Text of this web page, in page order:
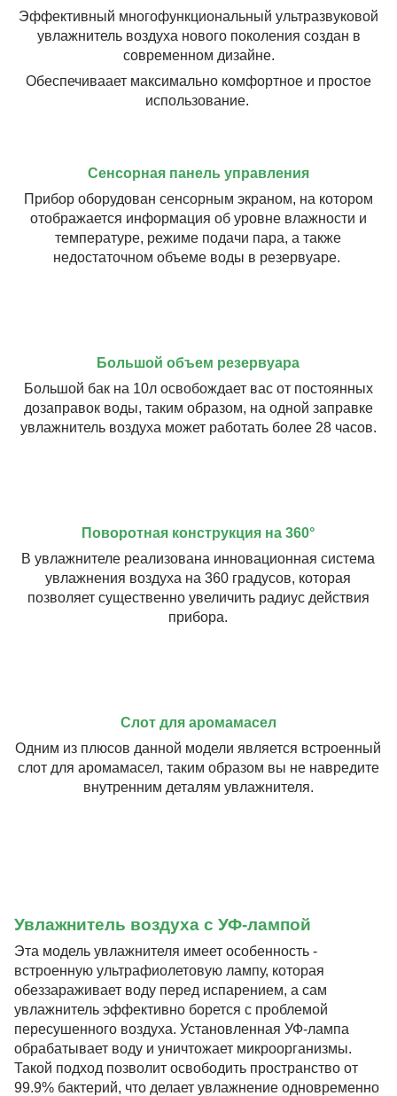
Эффективный многофункциональный ультразвуковой
увлажнитель воздуха нового поколения создан в
современном дизайне.
Обеспечиваает максимально комфортное и простое
использование.
Сенсорная панель управления
Прибор оборудован сенсорным экраном, на котором
отображается информация об уровне влажности и
температуре, режиме подачи пара, а также
недостаточном объеме воды в резервуаре.
Большой объем резервуара
Большой бак на 10л освобождает вас от постоянных
дозаправок воды, таким образом, на одной заправке
увлажнитель воздуха может работать более 28 часов.
Поворотная конструкция на 360°
В увлажнителе реализована инновационная система
увлажнения воздуха на 360 градусов, которая
позволяет существенно увеличить радиус действия
прибора.
Слот для аромамасел
Одним из плюсов данной модели является встроенный
слот для аромамасел, таким образом вы не навредите
внутренним деталям увлажнителя.
Увлажнитель воздуха с УФ-лампой
Эта модель увлажнителя имеет особенность -
встроенную ультрафиолетовую лампу, которая
обеззараживает воду перед испарением, а сам
увлажнитель эффективно борется с проблемой
пересушенного воздуха. Установленная УФ-лампа
обрабатывает воду и уничтожает микроорганизмы.
Такой подход позволит освободить пространство от
99.9% бактерий, что делает увлажнение одновременно